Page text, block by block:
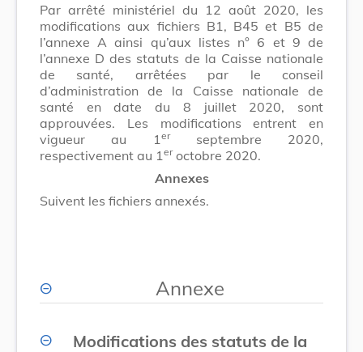
Par arrêté ministériel du 12 août 2020, les
modifications aux fichiers B1, B45 et B5 de
l’annexe A ainsi qu’aux listes n° 6 et 9 de
l’annexe D des statuts de la Caisse nationale
de santé, arrêtées par le conseil
d’administration de la Caisse nationale de
santé en date du 8 juillet 2020, sont
approuvées. Les modifications entrent en
vigueur au 1 erseptembre 2020,
respectivement au 1 eroctobre 2020.
Annexes
Suivent les fichiers annexés.
Annexe
Modifications des statuts de la